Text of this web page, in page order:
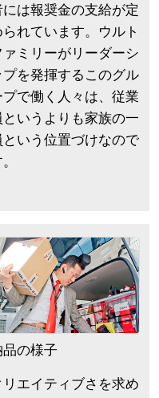
には報奨金の支給が定
られています。ウルト
ァミリーがリーダーシ
プを発揮するこのグル
プで働く人々は、従業
というよりも家族の一
という位置づけなので
品の様子
リエイティブさを求め